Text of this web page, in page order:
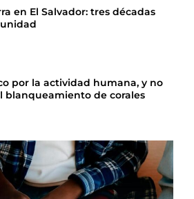
en El Salvador: tres décadas
por la actividad humana, y no
blanqueamiento de corales